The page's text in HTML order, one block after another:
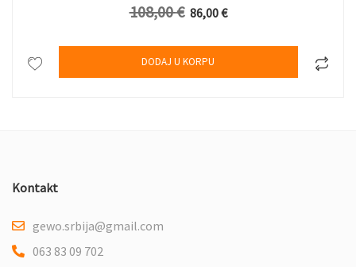
108,00€ Originalna cena je bila: 108,00 €.
86,00€Trenutna cena je: 86,00 €.
DODAJ U KORPU
Kontakt
gewo.srbija@gmail.com
063 83 09 702